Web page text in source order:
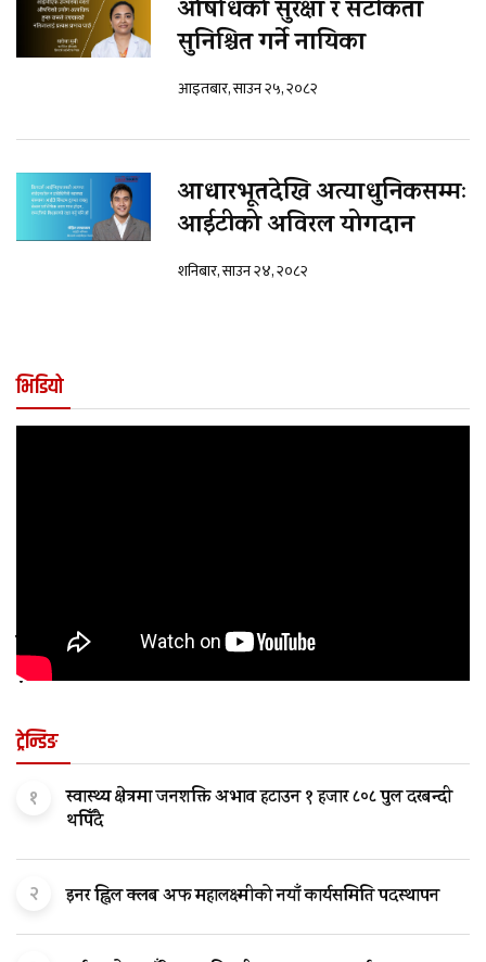
औषधिको सुरक्षा र सटीकता
सुनिश्चित गर्ने नायिका
आइतबार, साउन २५, २०८२
आधारभूतदेखि अत्याधुनिकसम्मः
आईटीको अविरल योगदान
शनिबार, साउन २४, २०८२
भिडियो
कुन अवस्थामा बच्चालाई शल्यक्रिया आवश्यक पर्छ
?
ट्रेन्डिङ
१
स्वास्थ्य क्षेत्रमा जनशक्ति अभाव हटाउन १ हजार ८०८ पुल दरबन्दी
थपिँदै
२ इनर ह्विल क्लब अफ महालक्ष्मीको नयाँ कार्यसमिति पदस्थापन